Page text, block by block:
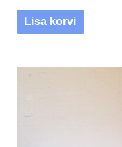
Lisa korvi